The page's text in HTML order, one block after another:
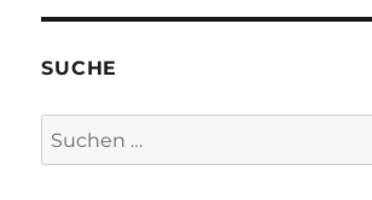
SUCHE
Suche
nach: